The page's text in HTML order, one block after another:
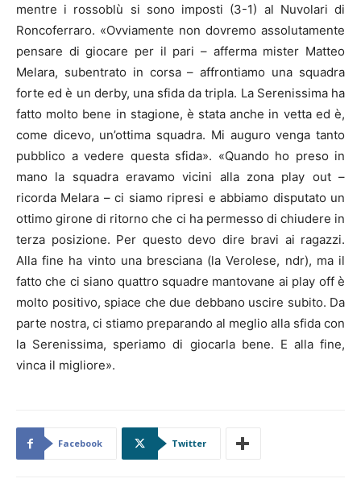
mentre i rossoblù si sono imposti (3-1) al Nuvolari di
Roncoferraro. «Ovviamente non dovremo assolutamente
pensare di giocare per il pari – afferma mister Matteo
Melara, subentrato in corsa – affrontiamo una squadra
forte ed è un derby, una sfida da tripla. La Serenissima ha
fatto molto bene in stagione, è stata anche in vetta ed è,
come dicevo, un’ottima squadra. Mi auguro venga tanto
pubblico a vedere questa sfida». «Quando ho preso in
mano la squadra eravamo vicini alla zona play out –
ricorda Melara – ci siamo ripresi e abbiamo disputato un
ottimo girone di ritorno che ci ha permesso di chiudere in
terza posizione. Per questo devo dire bravi ai ragazzi.
Alla fine ha vinto una bresciana (la Verolese, ndr), ma il
fatto che ci siano quattro squadre mantovane ai play off è
molto positivo, spiace che due debbano uscire subito. Da
parte nostra, ci stiamo preparando al meglio alla sfida con
la Serenissima, speriamo di giocarla bene. E alla fine,
vinca il migliore».
Facebook Twitter